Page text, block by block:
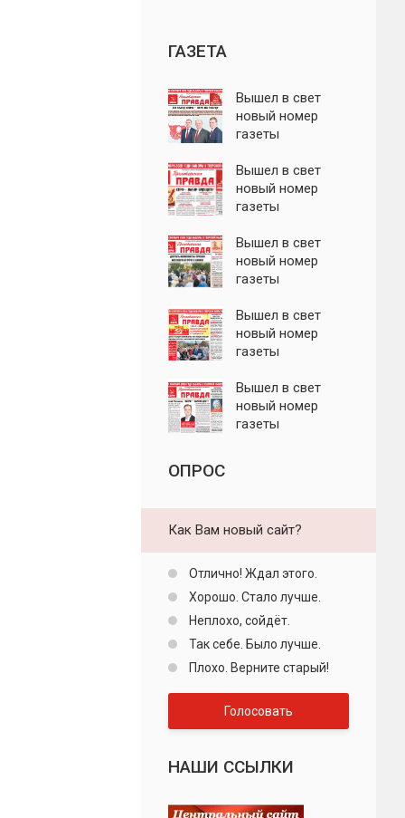
ГАЗЕТА
Вышел в свет
новый номер
газеты
правда"
Вышел в свет
новый номер
газеты
правда"
Вышел в свет
новый номер
газеты
правда"
Вышел в свет
новый номер
газеты
правда"
Вышел в свет
новый номер
газеты
ОПРОС
Как Вам новый сайт?
Отлично! Ждал этого.
Хорошо. Стало лучше.
Неплохо, сойдёт.
Так себе. Было лучше.
Плохо. Верните старый!
Голосовать
НАШИ ССЫЛКИ